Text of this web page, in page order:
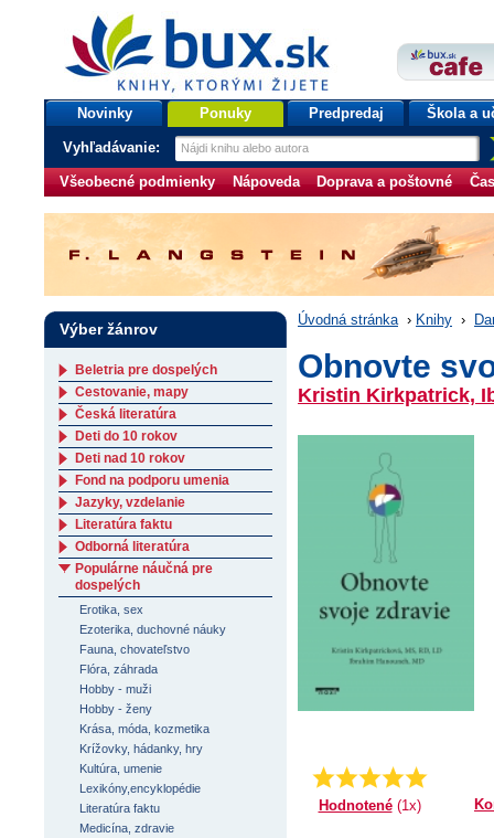
bux.sk
knihy, ktorými žijete
Úvodná stránka
Novinky Ponuky Predpredaj Škola a
Vyhľadávanie:
Všeobecné podmienky Nápoveda Doprava a poštovné
Úvodná stránka › Knihy ›
Obnovte
Kristin Kirkpatrick,
Priemer:
5.0
Hodnotené(1x)
Výber žánrov
Beletria pre dospelých
Cestovanie, mapy
Česká literatúra
Deti do 10 rokov
Deti nad 10 rokov
Fond na podporu umenia
Jazyky, vzdelanie
Literatúra faktu
Odborná literatúra
Populárne náučná pre
dospelých
Erotika, sex
Ezoterika, duchovné náuky
Fauna, chovateľstvo
Flóra, záhrada
Hobby - muži
Hobby - ženy
Krása, móda, kozmetika
Krížovky, hádanky, hry
Kultúra, umenie
Lexikóny,encyklopédie
Literatúra faktu
Medicína, zdravie